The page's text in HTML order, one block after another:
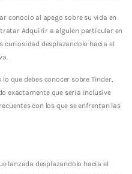
conocio al apego sobre su vida en
Adquirir a alguien particular en
curiosidad desplazandolo hacia el
que debes conocer sobre Tinder,
exactamente que seri­a inclusive
con los que se enfrentan las
lanzada desplazandolo hacia el